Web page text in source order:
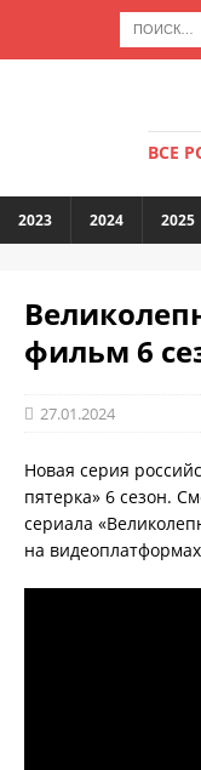
ВСЕ
2023 2024 2025
фильм 6
27.01.2024
Новая серия
пятерка» 6 сезон.
сериала
на